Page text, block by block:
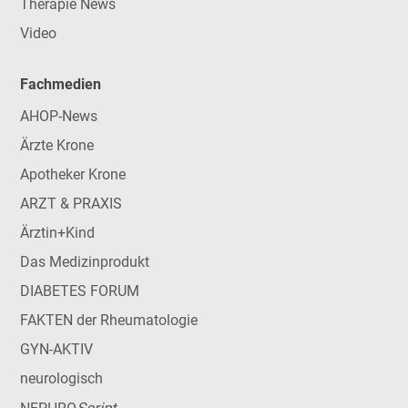
Therapie News
Video
Fachmedien
AHOP-News
Ärzte Krone
Apotheker Krone
ARZT & PRAXIS
Ärztin+Kind
Das Medizinprodukt
DIABETES FORUM
FAKTEN der Rheumatologie
GYN-AKTIV
neurologisch